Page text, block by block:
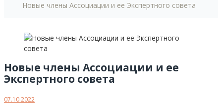
Новые члены Ассоциации и ее Экспертного совета
Новые члены Ассоциации и ее
Экспертного совета
07.10.2022